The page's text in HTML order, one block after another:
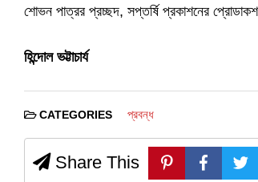
শোভন পাত্রর প্রচ্ছদ, সপ্তর্ষি প্রকাশনের
হিন্দোল ভট্টাচার্য
CATEGORIES প্রবন্ধ
Share This